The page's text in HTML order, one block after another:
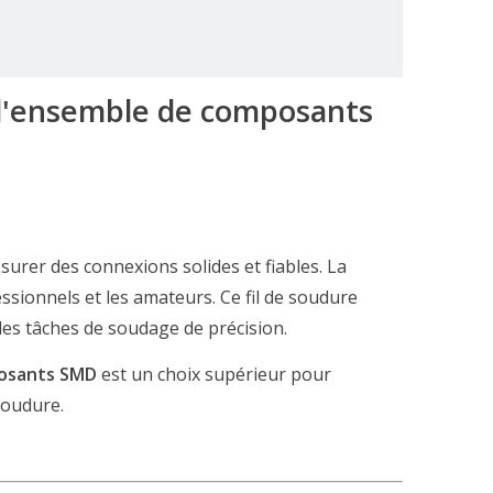
de composants
des connexions solides et fiables. La
et les amateurs. Ce fil de soudure
tâches de soudage de précision.
SMD est un choix supérieur pour